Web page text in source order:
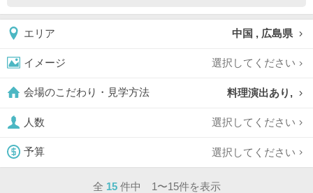
エリア 中国 , 広島県
イメージ 選択してください
会場のこだわり・見学方法 料理演出あり,
人数 選択してください
予算 選択してください
全 15 件中 1〜15件を表示